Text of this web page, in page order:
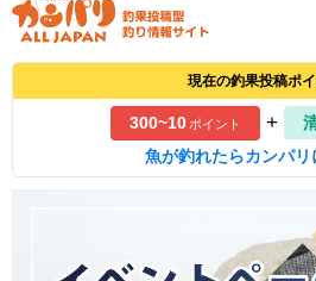
現在の釣果投稿ポ
300~10ポイント +
魚が釣れたらカンパリ